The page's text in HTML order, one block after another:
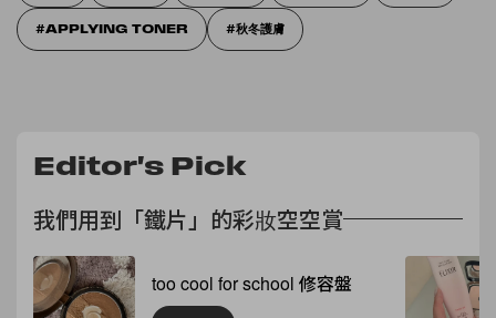
APPLYING TONER 秋冬護膚
Editor's Pick
我們用到「鐵片」的彩妝空空賞
too cool for school 修容盤